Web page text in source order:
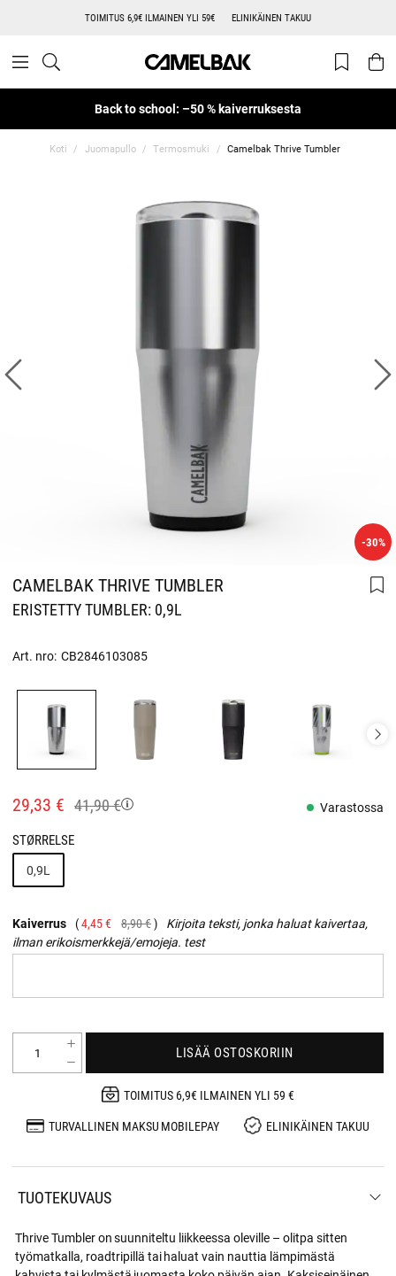
TOIMITUS 6,9€ ILMAINEN YLI 59€ ELINIKÄINEN TAKUU
Back to school: –50 % kaiverruksesta
Koti Juomapullo Termosmuki Camelbak Thrive Tumbler
-30%
CAMELBAK THRIVE TUMBLER
ERISTETTY TUMBLER: 0,9L
Art. nro: CB2846103085
29,33 € 41,90 € Varastossa
STØRRELSE
0,9L
Kaiverrus 4,45 € 8,90 €
Kirjoita teksti, jonka haluat kaivertaa,
ilman erikoismerkkejä/emojeja. test
LISÄÄ OSTOSKORIIN
TOIMITUS 6,9€ ILMAINEN YLI 59 €
TURVALLINEN MAKSU MOBILEPAY
ELINIKÄINEN TAKUU
TUOTEKUVAUS
Thrive Tumbler on suunniteltu liikkeessa oleville – olitpa sitten
työmatkalla, roadtripillä tai haluat vain nauttia lämpimästä